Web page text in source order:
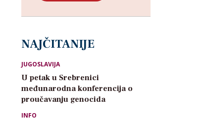
NAJČITANIJE
JUGOSLAVIJA
U petak u Srebrenici
međunarodna konferencija o
proučavanju genocida
INFO